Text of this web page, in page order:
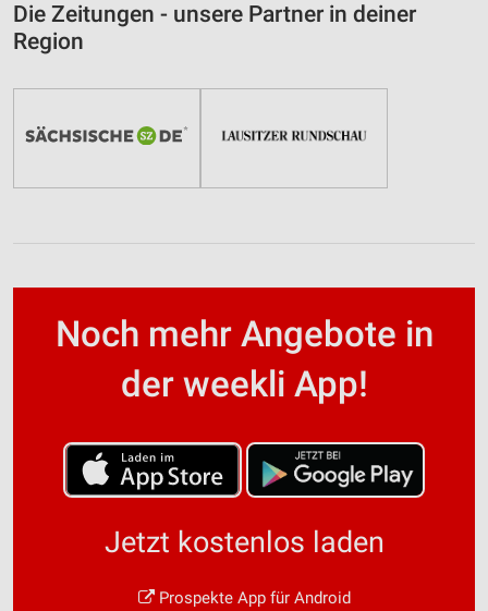
Die Zeitungen - unsere Partner in deiner
Region
Noch mehr Angebote in
der weekli App!
Jetzt kostenlos laden
Prospekte App für Android